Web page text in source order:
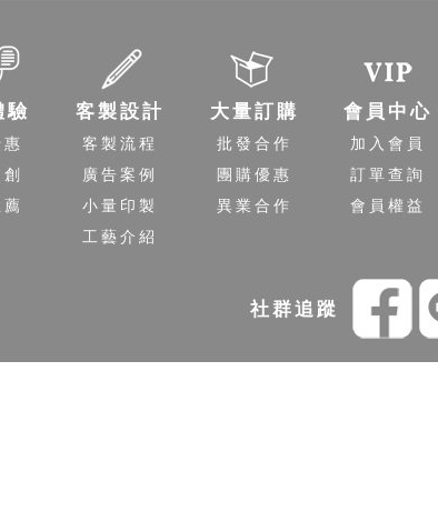
驗 客製設計
客製流程
廣告案例
小量印製
工藝介紹
大量訂購
批發合作
團購優惠
異業合作
會員中心
加入會員
訂單查詢
會員權益
社群追蹤